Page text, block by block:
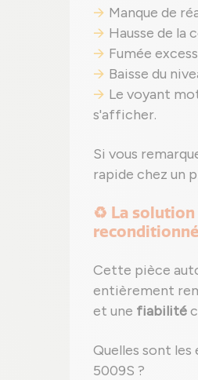
Manque de
Hausse de la
Fumée
Baisse du
Le voyant
s'afficher.
Si vous
rapide chez un
♻️ La solution
Cette pièce
entièrement
et une fiabilité
Quelles sont
5009S ?